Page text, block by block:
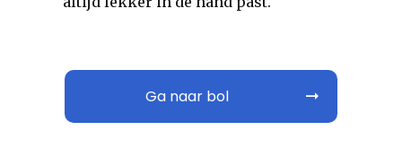
Ga naar bol